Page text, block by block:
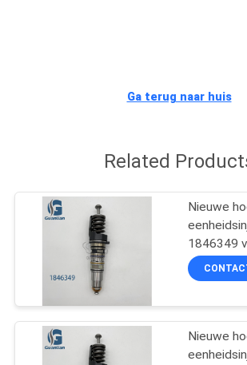
PRIVACYBELEID
Ga terug naar huis
Related
Nieuwe
1846349
HPI DC12
Nieuwe